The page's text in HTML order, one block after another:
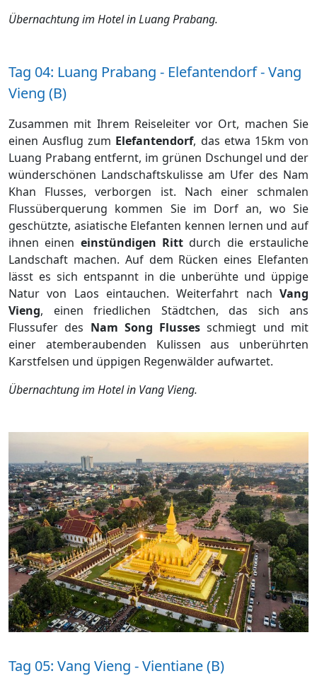
Übernachtung im Hotel in Luang Prabang.
Tag 04: Luang Prabang - Elefantendorf - Vang
Vieng (B)
Zusammen mit Ihrem Reiseleiter vor Ort, machen Sie
einen Ausflug zum Elefantendorf, das etwa 15km von
Luang Prabang entfernt, im grünen Dschungel und der
wünderschönen Landschaftskulisse am Ufer des Nam
Khan Flusses, verborgen ist. Nach einer schmalen
Flussüberquerung kommen Sie im Dorf an, wo Sie
geschützte, asiatische Elefanten kennen lernen und auf
ihnen einen einstündigen Rittdurch die erstauliche
Landschaft machen. Auf dem Rücken eines Elefanten
lässt es sich entspannt in die unberühte und üppige
Natur von Laos eintauchen. Weiterfahrt nach Vang
Vieng, einen friedlichen Städtchen, das sich ans
Flussufer des Nam Song Flusses schmiegt und mit
einer atemberaubenden Kulissen aus unberührten
Karstfelsen und üppigen Regenwälder aufwartet.
Übernachtung im Hotel in Vang Vieng.
Tag 05: Vang Vieng - Vientiane (B)